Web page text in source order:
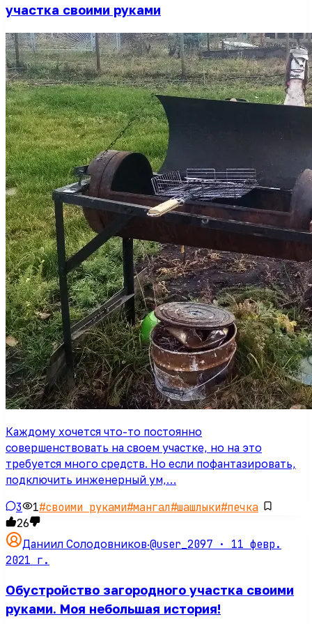
участка своими руками
Каждому хочется что-то постоянно
совершенствовать на своем участке, но на это
требуется много средств. Но если пофантазировать,
подключить инженерный ум,…
3 1#своими руками#мангал#шашлыки#печка
26
Даниил Солодовников·@user_2097 · 11 февр.
2021 г.
Обустройство загородного участка своими
руками. Моя небольшая история!